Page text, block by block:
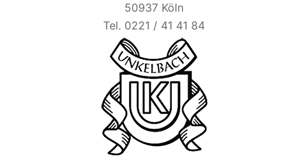
50937 Köln
Tel. 0221 / 41 41 84